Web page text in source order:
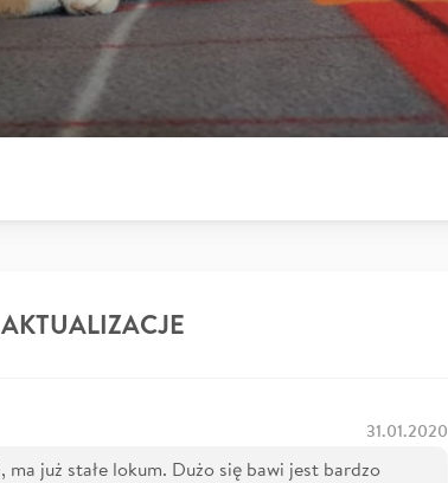
AKTUALIZACJE
31.01.2020
ma już stałe lokum. Dużo się bawi jest bardzo